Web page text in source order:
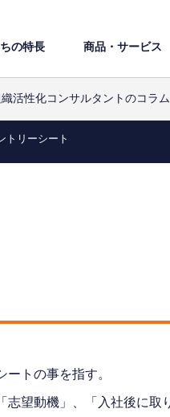
の特⻑ 商品・サービス
活性化コンサルタントのコラム
トリーシート
トの事を指す。
望動機」、「入社後に